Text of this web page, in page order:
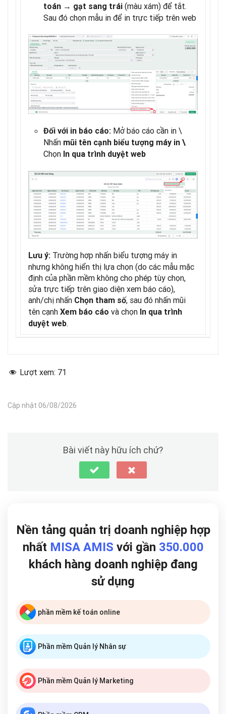
toán → gạt sang trái (màu xám) để tắt.
Sau đó chọn mẫu in để in trực tiếp trên web
Đối với in báo cáo: Mở báo cáo cần in \
Nhấn mũi tên cạnh biểu tượng máy in \
Chọn In qua trình duyệt web
Lưu ý: Trường hợp nhấn biểu tượng máy in
nhưng không hiển thị lựa chọn (do các mẫu mặc
định của phần mềm không cho phép tùy chọn,
sửa trực tiếp trên giao diện xem báo cáo),
anh/chị nhấn Chọn tham số, sau đó nhấn mũi
tên cạnh Xem báo cáo và chọn In qua trình
duyệt web.
Lượt xem: 71
Cập nhật 06/08/2026
Bài viết này hữu ích chứ?
Nền tảng quản trị doanh nghiệp hợp
nhất MISA AMIS với gần 350.000
khách hàng doanh nghiệp đang
sử dụng
phần mềm kế toán online
Phần mềm Quản lý Nhân sự
Phần mềm Quản lý Marketing